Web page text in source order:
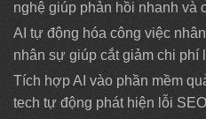
nghệ giúp phản hồi nhanh và
AI tự động hóa công việc
nhân sự giúp cắt giảm chi phí
Tích hợp AI vào phần mềm
tech tự động phát hiện lỗi